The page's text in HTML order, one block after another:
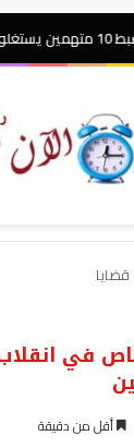
6 أشخاص في
أقل من دقيقة